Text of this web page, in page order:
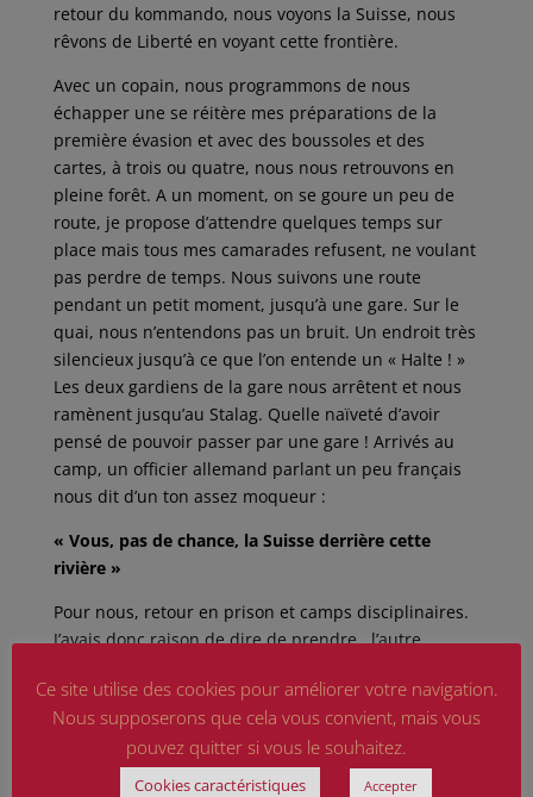
retour du kommando, nous voyons la Suisse, nous
rêvons de Liberté en voyant cette frontière.
Avec un copain, nous programmons de nous
échapper une se réitère mes préparations de la
première évasion et avec des boussoles et des
cartes, à trois ou quatre, nous nous retrouvons en
pleine forêt. A un moment, on se goure un peu de
route, je propose d’attendre quelques temps sur
place mais tous mes camarades refusent, ne voulant
pas perdre de temps. Nous suivons une route
pendant un petit moment, jusqu’à une gare. Sur le
quai, nous n’entendons pas un bruit. Un endroit très
silencieux jusqu’à ce que l’on entende un « Halte ! »
Les deux gardiens de la gare nous arrêtent et nous
ramènent jusqu’au Stalag. Quelle naïveté d’avoir
pensé de pouvoir passer par une gare ! Arrivés au
camp, un officier allemand parlant un peu français
nous dit d’un ton assez moqueur :
« Vous, pas de chance, la Suisse derrière cette
rivière »
Pour nous, retour en prison et camps disciplinaires.
J’avais donc raison de dire de prendre l’autre
Je pars vers Stuttgart, dans un camp pour
prisonniers évadés avec une plus grande discipline
pour calmer nos envies d’évasions.
Ce site utilise des cookies pour améliorer votre navigation.
Nous supposerons que cela vous convient, mais vous
pouvez quitter si vous le souhaitez.
Cookies caractéristiques Accepter